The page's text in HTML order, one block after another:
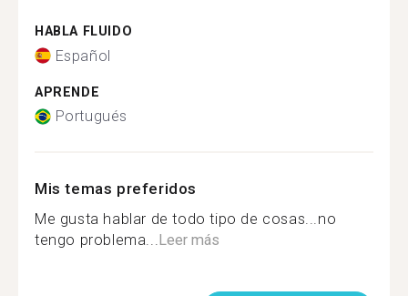
HABLA FLUIDO
Español
APRENDE
Portugués
Mis temas preferidos
Me gusta hablar de todo tipo de cosas...no
tengo problema...Leer más